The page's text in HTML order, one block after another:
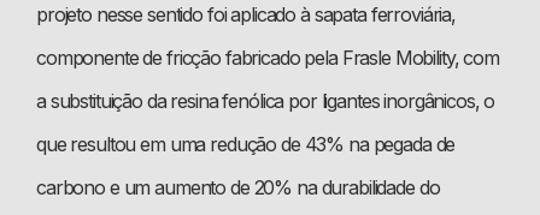
projeto nesse sentido foi aplicado à sapata ferroviária,
componente de fricção fabricado pela Frasle Mobility, com
a substituição da resina fenólica por ligantes inorgânicos, o
que resultou em uma redução de 43% na pegada de
carbono e um aumento de 20% na durabilidade do